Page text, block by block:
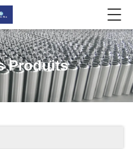
Produits